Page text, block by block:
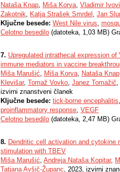
Nataša Knap, Miša Korva, Vladimir
Zakotnik, Katja Strašek Smrdel , Jan
Ključne besede: West Nile virus,
Celotno besedilo (datoteka, 1,03 MB)
7. Upregulated intrathecal expression
immune mediators in vaccine
Miša Marušić, Miša Korva, Nataša Knap
Klevišar, Tomaž Vovko, Janez Tomažič,
izvirni znanstveni članek
Ključne besede: tick-borne encephalitis
proinflammatory response, VEGF
Celotno besedilo (datoteka, 2,47 MB)
8. Dendritic cell activation and cytokine
stimulation with TBEV
Miša Marušić, Andreja Nataša Kopitar,
Tatjana Avšič-Županc, 2023, izvirni